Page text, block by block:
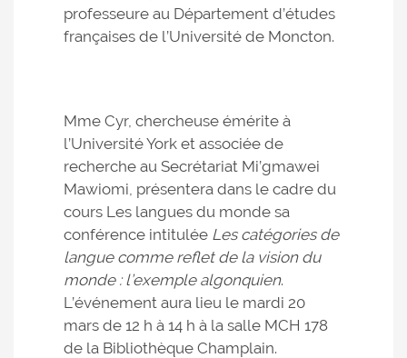
professeure au Département d’études
françaises de l’Université de Moncton.
Mme Cyr, chercheuse émérite à
l’Université York et associée de
recherche au Secrétariat Mi’gmawei
Mawiomi, présentera dans le cadre du
cours Les langues du monde sa
conférence intitulée Les catégories de
langue comme reflet de la vision du
monde : l’exemple algonquien.
L’événement aura lieu le mardi 20
mars de 12 h à 14 h à la salle MCH 178
de la Bibliothèque Champlain.